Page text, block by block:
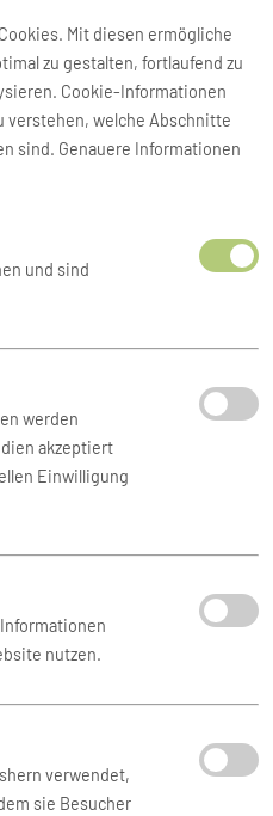
in Sachen
Hinblick auf die
im Jahr 1970 war es, als ein
wurde. Seit 2008 gibt es
US-Flughafenstationen die
zu sitzen. Das Motto ist
den Kunden auch Lkw und
Boni für Stammkunden
über faire Konditionen
Extra-Kosten erwarten,
zwei Tage vor Mietbeginn
hinaus macht Hertz nach wie
2019 etwas
Angebot in den
Mit diesen ermögliche
zu gestalten, fortlaufend zu
Cookie-Informationen
verstehen, welche Abschnitte
sind. Genauere Informationen
und sind
werden
akzeptiert
Einwilligung
nutzen.
verwendet,
sie Besucher